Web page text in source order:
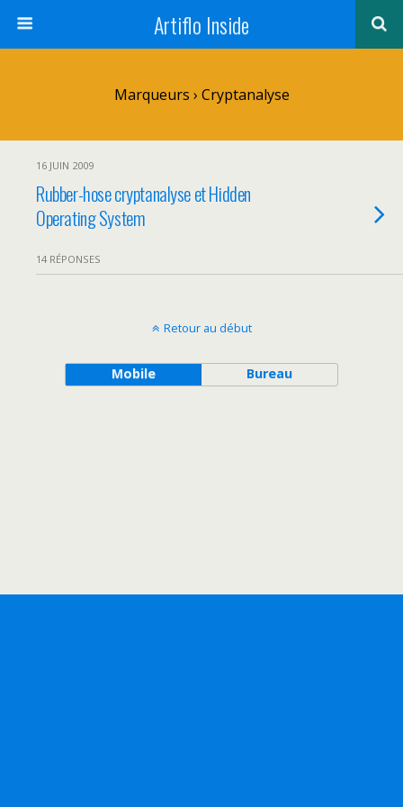
Artiflo Inside
Marqueurs › Cryptanalyse
16 JUIN 2009
Rubber-hose cryptanalyse et Hidden
Operating System
14 RÉPONSES
Retour au début
Mobile Bureau